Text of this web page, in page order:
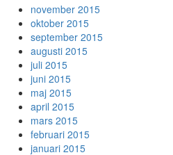
november 2015
oktober 2015
september 2015
augusti 2015
juli 2015
juni 2015
maj 2015
april 2015
mars 2015
februari 2015
januari 2015